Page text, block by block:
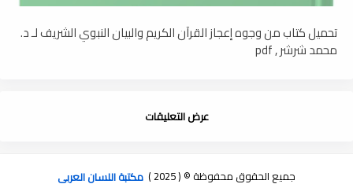
تحميل كتاب من وجوه إعجاز القرآن الكريم والبيان النبوي الشريف لـ د.
محمد شرشر , pdf
عرض التعليقات
جميع الحقوق محفوظة © ( 2025 ) مكتبة اللسان العربى